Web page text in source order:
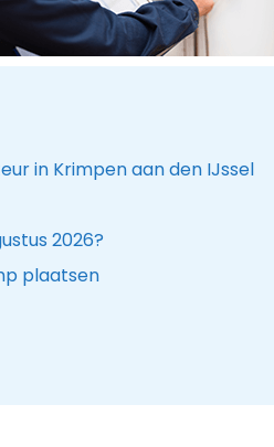
in Krimpen aan den IJssel
2026?
plaatsen